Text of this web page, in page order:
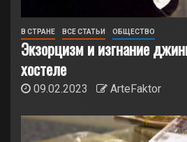
В СТРАНЕ ВСЕ СТАТЬИ ОБЩЕСТВО
Экзорцизм и изгнание
хостеле
09.02.2023 ArteFaktor